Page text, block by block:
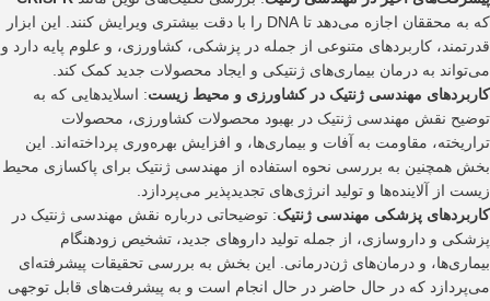
که به محققان اجازه می‌دهد تا DNA را با دقت بیشتری ویرایش کنند. این ابزار
قدرتمند، کاربردهای متنوعی از جمله در پزشکی، کشاورزی، و علوم پایه دارد و
می‌تواند به درمان بیماری‌های ژنتیکی و ایجاد محصولات جدید کمک کند.
کاربردهای مهندسی ژنتیک در کشاورزی و محیط زیست: اسلایدهایی که به
توضیح نقش مهندسی ژنتیک در بهبود محصولات کشاورزی، محصولات
تراریخته، مقاومت به آفات و بیماری‌ها، و افزایش بهره‌وری پرداخته‌اند. این
بخش همچنین به بررسی نحوه استفاده از مهندسی ژنتیک برای پاکسازی محیط
زیست از آلاینده‌ها و تولید انرژی‌های تجدیدپذیر می‌پردازد.
کاربردهای پزشکی مهندسی ژنتیک: توضیحاتی درباره نقش مهندسی ژنتیک در
پزشکی و داروسازی، از جمله تولید داروهای جدید، تشخیص زودهنگام
بیماری‌ها، و درمان‌های ژن‌درمانی. این بخش به بررسی تحقیقات پیشرفته‌ای
می‌پردازد که در حال حاضر در حال انجام است و به پیشرفت‌های قابل توجهی